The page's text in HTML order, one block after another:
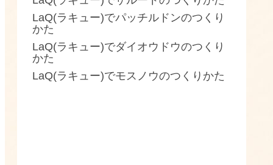
LaQ(ラキュー)でパッチルドンのつくり
かた
LaQ(ラキュー)でダイオウドウのつくり
かた
LaQ(ラキュー)でモスノウのつくりかた